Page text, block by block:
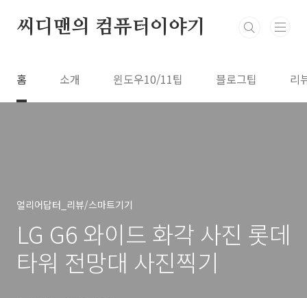
씨디맨의 컴퓨터이야기
홈 소개 윈도우10/11팁 블로그팁 리
얼리어답터_리뷰/스마트기기
LG G6 와이드 화각 사진 롯데
타워 전망대 사진찍기